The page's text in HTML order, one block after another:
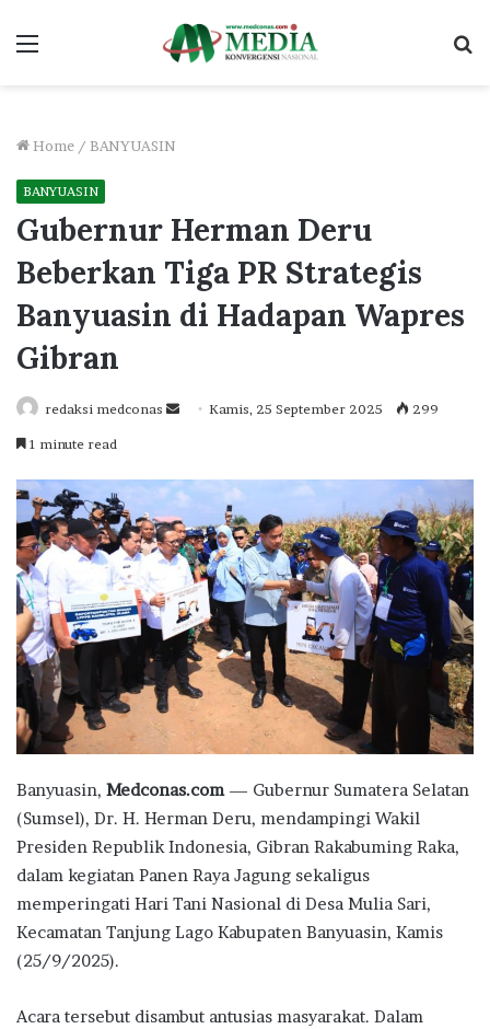
Menu
Home / BANYUASIN
BANYUASIN
Gubernur Herman Deru
Beberkan Tiga PR Strategis
Banyuasin di Hadapan Wapres
Gibran
redaksi medconas
SendKamis, 25 September 2025 299
1 minute read
Banyuasin, Medconas.com— Gubernur Sumatera Selatan
(Sumsel), Dr. H. Herman Deru, mendampingi Wakil
Presiden Republik Indonesia, Gibran Rakabuming Raka,
dalam kegiatan Panen Raya Jagung sekaligus
memperingati Hari Tani Nasional di Desa Mulia Sari,
Kecamatan Tanjung Lago Kabupaten Banyuasin, Kamis
(25/9/2025).
Acara tersebut disambut antusias masyarakat. Dalam